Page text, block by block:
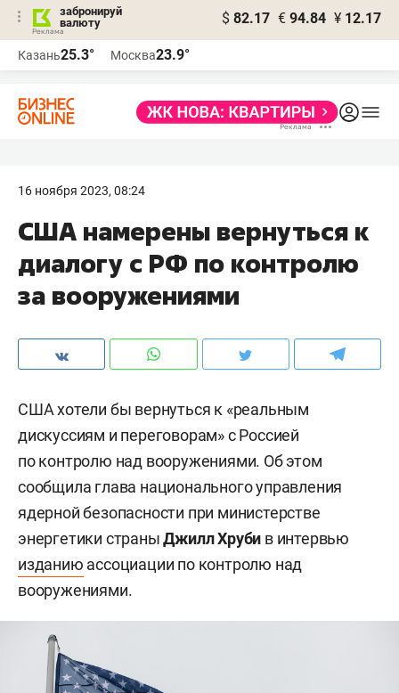
забронируй
валюту
$ 82.17 € 94.84 ¥ 12.17
Казань25.3° Москва23.9°
16 ноября 2023, 08:24
США намерены вернуться к
диалогу с РФ по контролю
за вооружениями
США хотели бы вернуться к «реальным
дискуссиям и переговорам» с Россией
по контролю над вооружениями. Об этом
сообщила глава национального управления
ядерной безопасности при министерстве
энергетики страныДжилл Хруби в интервью
изданию ассоциации по контролю над
вооружениями.